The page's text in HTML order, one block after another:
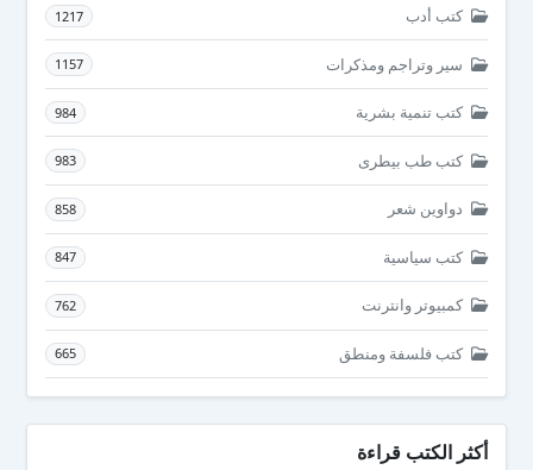
كتب أدب 1217
سير وتراجم ومذكرات 1157
كتب تنمية بشرية 984
كتب طب بيطرى 983
دواوين شعر 858
كتب سياسية 847
كمبيوتر وانترنت 762
كتب فلسفة ومنطق 665
أكثر الكتب قراءة